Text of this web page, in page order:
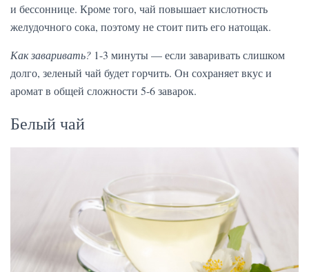
и бессоннице. Кроме того, чай повышает кислотность
желудочного сока, поэтому не стоит пить его натощак.
Как заваривать? 1-3 минуты — если заваривать слишком
долго, зеленый чай будет горчить. Он сохраняет вкус и
аромат в общей сложности 5-6 заварок.
Белый чай